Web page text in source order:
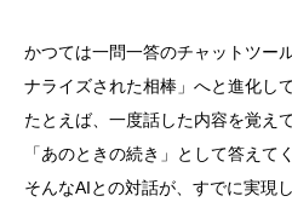
かつては一問一答のチャットツー
ナライズされた相棒」へと進化し
たとえば、一度話した内容を覚え
「あのときの続き」として答えて
そんなAIとの対話が、すでに実現